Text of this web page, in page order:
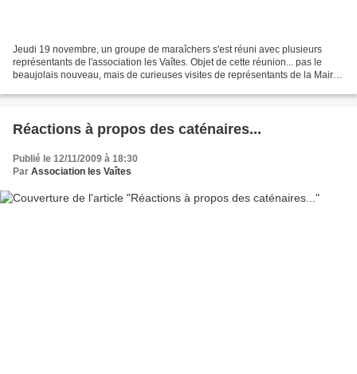
Jeudi 19 novembre, un groupe de maraîchers s'est réuni avec plusieurs
représentants de l'association les Vaîtes. Objet de cette réunion... pas le
beaujolais nouveau, mais de curieuses visites de représentants de la Mairie
Réactions à propos des caténaires...
Publié le 12/11/2009 à 18:30
Par Association les Vaîtes